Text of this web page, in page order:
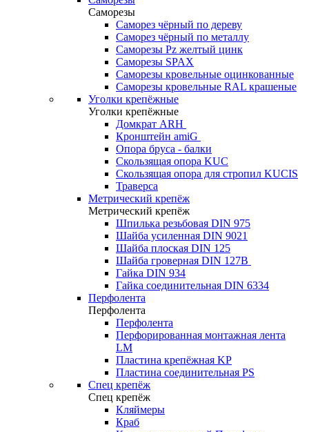
Саморезы
Саморез чёрный по дереву
Саморез чёрный по металлу
Саморезы Pz желтый цинк
Саморезы SPAX
Саморезы кровельные оцинкованные
Саморезы кровельные RAL крашеные
Уголки крепёжные
Уголки крепёжные
Домкрат ARH
Кронштейн amiG
Опора бруса - балки
Скользящая опора KUC
Скользящая опора для стропил KUCIS
Траверса
Метрический крепёж
Метрический крепёж
Шпилька резьбовая DIN 975
Шайба усиленная DIN 9021
Шайба плоская DIN 125
Шайба гроверная DIN 127B
Гайка DIN 934
Гайка соединительная DIN 6334
Перфолента
Перфолента
Перфолента
Перфорированная монтажная лента
LM
Пластина крепёжная KP
Пластина соединительная PS
Спец крепёж
Спец крепёж
Кляймеры
Краб